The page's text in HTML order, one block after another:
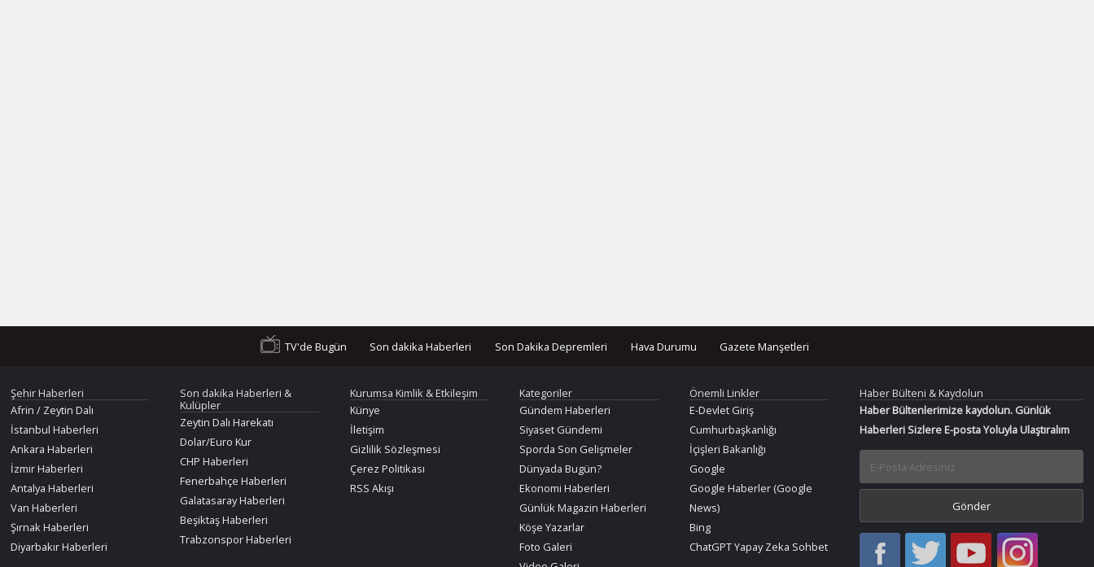
TV'de Bugün Son dakika Haberleri Son Dakika Depremleri Hava Durumu Gazete Manşetleri
Şehir Haberleri
Afrin / Zeytin Dalı
İstanbul Haberleri
Ankara Haberleri
İzmir Haberleri
Antalya Haberleri
Van Haberleri
Şırnak Haberleri
Diyarbakır Haberleri
Son dakika Haberleri &
Kulüpler
Zeytin Dalı Harekatı
Dolar/Euro Kur
CHP Haberleri
Fenerbahçe Haberleri
Galatasaray Haberleri
Beşiktaş Haberleri
Trabzonspor Haberleri
Kurumsa Kimlik & Etkileşim
Künye
İletişim
Gizlilik Sözleşmesi
Çerez Politikası
RSS Akışı
Kategoriler
Gündem Haberleri
Siyaset Gündemi
Sporda Son Gelişmeler
Dünyada Bugün?
Ekonomi Haberleri
Günlük Magazin Haberleri
Köşe Yazarlar
Foto Galeri
Önemli Linkler
E-Devlet Giriş
Cumhurbaşkanlığı
İçişleri Bakanlığı
Google
Google Haberler (Google
News)
Bing
ChatGPT Yapay Zeka Sohbet
Haber Bülteni & Kaydolun
Haber Bültenlerimize kaydolun. Günlük
Haberleri Sizlere E-posta Yoluyla Ulaştıralım
Haber
Oku
Haber
Oku
Bir
Haber
Bir
Haber